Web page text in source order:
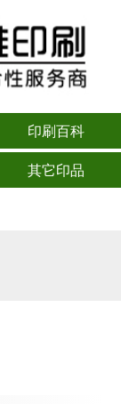
印刷百科
其它印品